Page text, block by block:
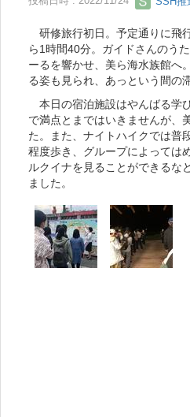
研修旅行初日。予定通りに飛
ら1時間40分。ガイドさんのう
ーるを響かせ、美ら海水族館へ
る姿も見られ、あっという間の
本日の宿泊施設はやんばる学
で満点とまではいきませんが、
た。また、ナイトハイクでは普
程度歩き、グループによっては
ルクイナを見ることができるな
ました。